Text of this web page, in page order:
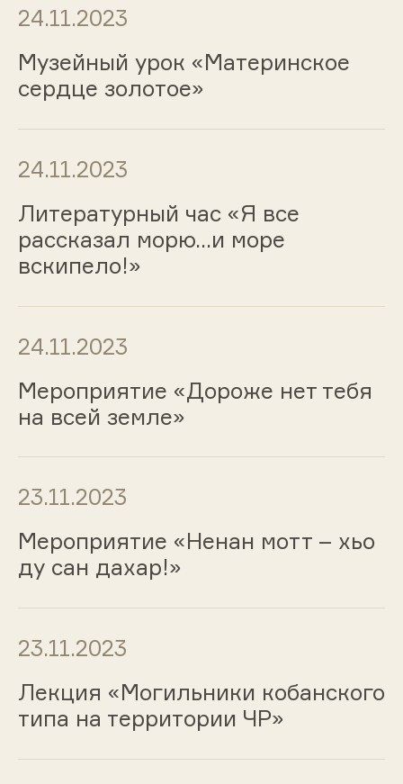
24.11.2023
Музейный урок «Материнское
сердце золотое»
24.11.2023
Литературный час «Я все
рассказал морю...и море
вскипело!»
24.11.2023
Мероприятие «Дороже нет тебя
на всей земле»
23.11.2023
Мероприятие «Ненан мотт – хьо
ду сан дахар!»
23.11.2023
Лекция «Могильники кобанского
типа на территории ЧР»